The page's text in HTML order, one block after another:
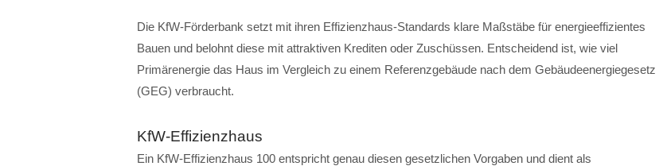
Die KfW-Förderbank setzt mit ihren Effizienzhaus-Standards klare Maßstäbe für energieeffizientes
Bauen und belohnt diese mit attraktiven Krediten oder Zuschüssen. Entscheidend ist, wie viel
Primärenergie das Haus im Vergleich zu einem Referenzgebäude nach dem Gebäudeenergiegesetz
(GEG) verbraucht.
KfW-Effizienzhaus
Ein KfW-Effizienzhaus 100 entspricht genau diesen gesetzlichen Vorgaben und dient als